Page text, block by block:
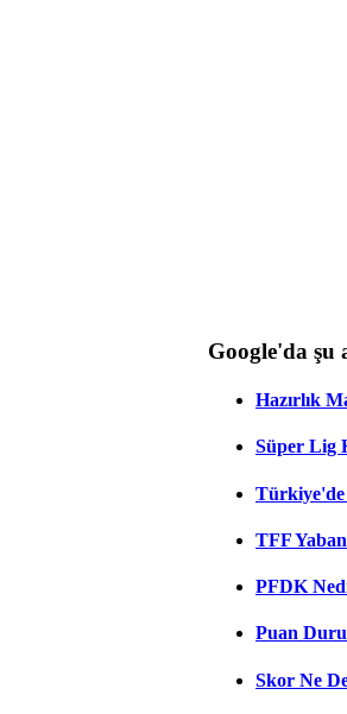
Google'da şu
Hazırlık
Süper Lig
Türkiye'de
TFF
PFDK
Puan
Skor Ne